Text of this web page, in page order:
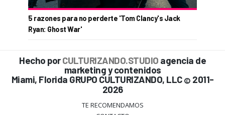
5 razones para no perderte 'Tom Clancy's Jack
Ryan: Ghost War'
Hecho porCULTURIZANDO.STUDIO agencia de
marketing y contenidos
Miami, Florida GRUPO CULTURIZANDO, LLC © 2011-
2026
TE RECOMENDAMOS